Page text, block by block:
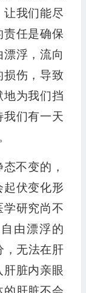
让我们能尽
责任是确保
浮，流向
损伤，导致
地为我们挡
我们有一天
不变的，
起伏变化形
学研究尚不
由漂浮的
，无法在肝
肝脏内亲眼